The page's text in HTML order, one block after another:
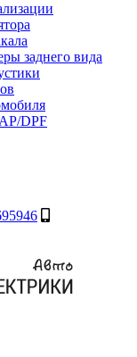
заднего вида
DPF